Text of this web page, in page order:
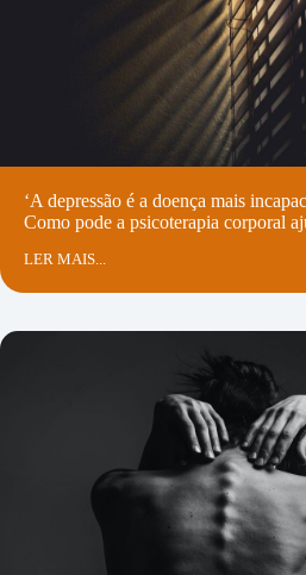
‘A depressão é a doença mais
Como pode a psicoterapia corporal
LER MAIS...